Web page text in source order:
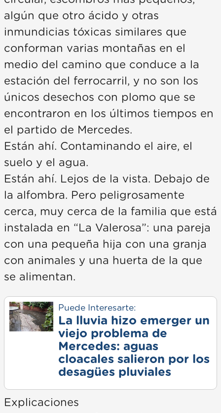
algún que otro ácido y otras
inmundicias tóxicas similares que
conforman varias montañas en el
medio del camino que conduce a la
estación del ferrocarril, y no son los
únicos desechos con plomo que se
encontraron en los últimos tiempos en
el partido de Mercedes.
Están ahí. Contaminando el aire, el
suelo y el agua.
Están ahí. Lejos de la vista. Debajo de
la alfombra. Pero peligrosamente
cerca, muy cerca de la familia que está
instalada en “La Valerosa”: una pareja
con una pequeña hija con una granja
con animales y una huerta de la que
se alimentan.
Puede Interesarte:
La lluvia hizo emerger un
viejo problema de
Mercedes: aguas
cloacales salieron por los
desagües pluviales
Explicaciones